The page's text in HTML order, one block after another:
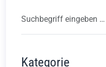
Kategorie